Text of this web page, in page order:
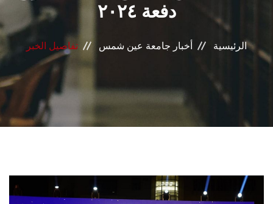
البحث العلمي
الرعاية الصحية
المراكز والوحدات
الأنظمة الذكية
تواصل معنا
دفعة ٢٠٢٤
الرئيسية أخبار جامعة عين شمس تفاصيل الخبر